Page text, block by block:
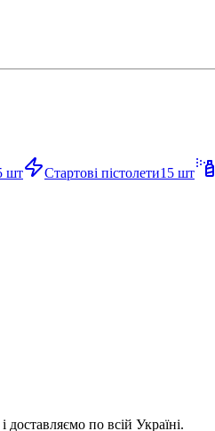
шт Стартові пістолети15 шт
по всій Україні.